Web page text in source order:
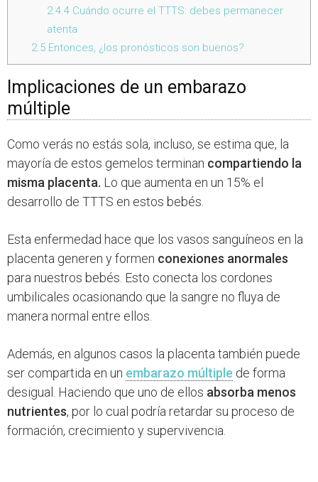
2.4.4 Cuándo ocurre el TTTS: debes permanecer
atenta
2.5Entonces, ¿los pronósticos son buenos?
Implicaciones de un embarazo
múltiple
Como verás no estás sola, incluso, se estima que, la
mayoría de estos gemelos terminan compartiendo la
misma placenta. Lo que aumenta en un 15% el
desarrollo de TTTS en estos bebés.
Esta enfermedad hace que los vasos sanguíneos en la
placenta generen y formen conexiones anormales
para nuestros bebés. Esto conecta los cordones
umbilicales ocasionando que la sangre no fluya de
manera normal entre ellos.
Además, en algunos casos la placenta también puede
ser compartida en un embarazo múltiple de forma
desigual. Haciendo que uno de ellos absorba menos
nutrientes, por lo cual podría retardar su proceso de
formación, crecimiento y supervivencia.